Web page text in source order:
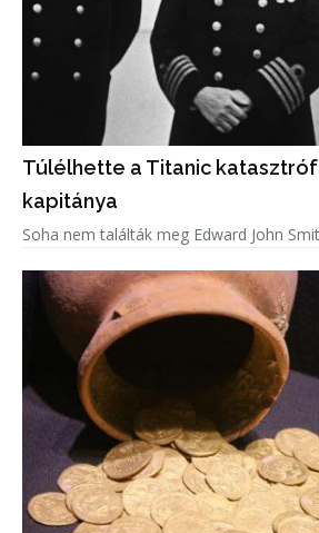
Túlélhette a Titanic
kapitánya
Soha nem találták meg Edward John